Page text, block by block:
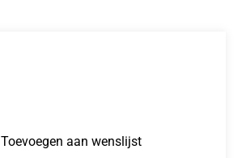
Toevoegen aan wenslijst